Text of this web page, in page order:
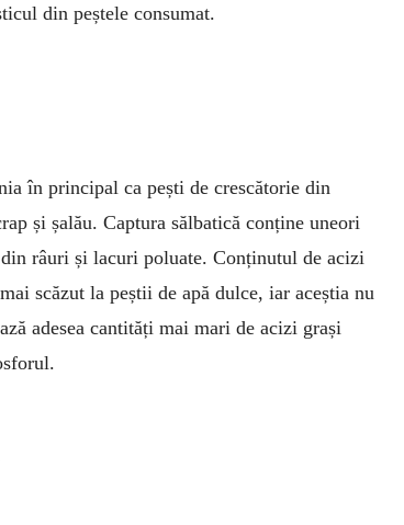
din peștele consumat.
în principal ca pești de crescătorie din
și șalău. Captura sălbatică conține uneori
râuri și lacuri poluate. Conținutul de acizi
scăzut la peștii de apă dulce, iar aceștia nu
adesea cantități mai mari de acizi grași